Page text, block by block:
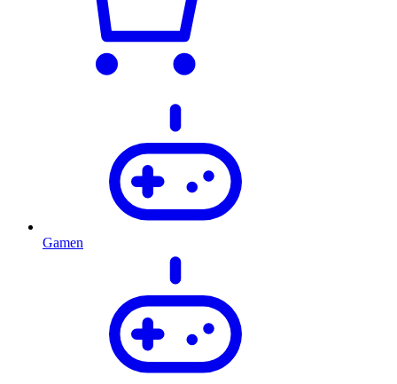
Gamen